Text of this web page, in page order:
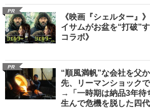
PR
《映画『シェルター』
イサムがお盆を“打破”
コラボ》
PR
“順風満帆”な会社を父
先、リーマンショック
→「一時期は納品3年待
生んで危機を脱した四